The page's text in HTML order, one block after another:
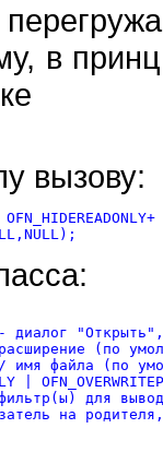
в
вызову:
диалог
(по
имя файла (по
|
для
на